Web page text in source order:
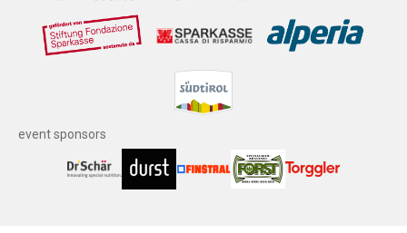
event sponsors